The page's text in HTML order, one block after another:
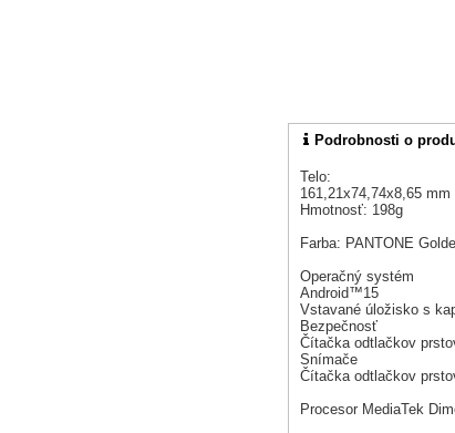
Podrobnosti o
Telo:
161,21x74,74x8,65 mm
Hmotnosť: 198g
Farba: PANTONE
Operačný systém
Android™15
Vstavané úložisko s
Bezpečnosť
Čítačka odtlačkov
Snímače
Čítačka odtlačkov
Procesor MediaTek